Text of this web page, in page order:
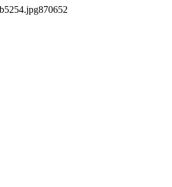
870652